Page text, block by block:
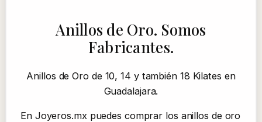
Anillos de Oro. Somos
Fabricantes.
Anillos de Oro de 10, 14 y también 18 Kilates en
Guadalajara.
En Joyeros.mx puedes comprar los anillos de oro